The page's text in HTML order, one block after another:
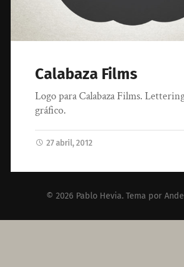
Calabaza Films
Logo para Calabaza Films.
gráfico.
27 abril, 2012
© 2026 Pablo Hevia. Tema por